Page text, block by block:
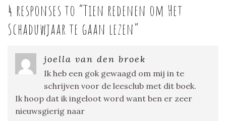
4 responses to “Tien redenen om Het
Schaduwjaar te gaan lezen”
joella van den broek
Ik heb een gok gewaagd om mij in te
schrijven voor de leesclub met dit boek.
Ik hoop dat ik ingeloot word want ben er zeer
nieuwsgierig naar